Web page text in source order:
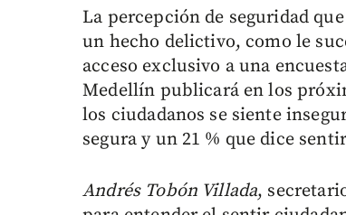
La percepción de seguridad
un hecho delictivo, como le
acceso exclusivo a una
Medellín publicará en los
los ciudadanos se siente
segura y un 21 % que dice
Andrés Tobón Villada,